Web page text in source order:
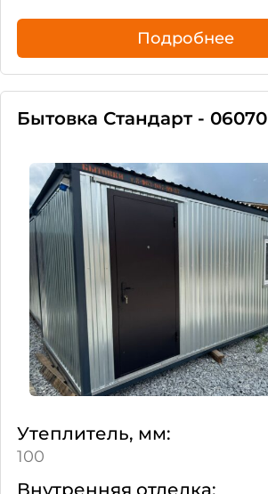
Подробнее
Бытовка Стандарт - 06070
Утеплитель, мм:
100
Внутренняя отделка: